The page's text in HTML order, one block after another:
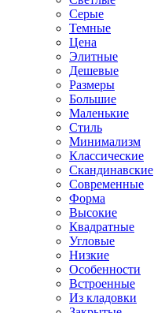
Серые
Темные
Цена
Элитные
Дешевые
Размеры
Большие
Маленькие
Стиль
Минимализм
Классические
Скандинавские
Современные
Форма
Высокие
Квадратные
Угловые
Низкие
Особенности
Встроенные
Из кладовки